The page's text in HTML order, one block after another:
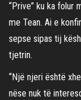
“Prive” ku ka folur
me Tean. Ai e
sepse sipas tij
tjetrin.
“Një njeri është
nëse nuk të